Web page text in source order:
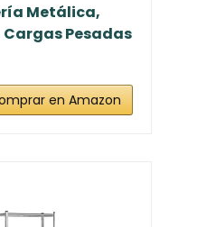
Metálica,
Pesadas
en Amazon